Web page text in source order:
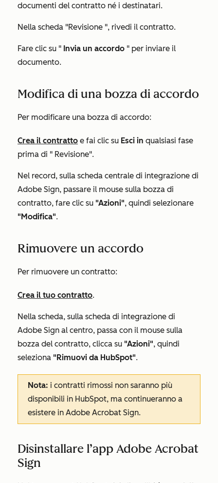
documenti del contratto né i destinatari.
Nella scheda "Revisione ", rivedi il contratto.
Fare clic su " Invia un accordo " per inviare il
documento.
Modifica di una bozza di accordo
Per modificare una bozza di accordo:
Crea il contratto e fai clic su Esci in qualsiasi fase
prima di " Revisione".
Nel record, sulla scheda centrale di integrazione di
Adobe Sign, passare il mouse sulla bozza di
contratto, fare clic su "Azioni", quindi selezionare
"Modifica".
Rimuovere un accordo
Per rimuovere un contratto:
Crea il tuo contratto.
Nella scheda, sulla scheda di integrazione di
Adobe Sign al centro, passa con il mouse sulla
bozza del contratto, clicca su "Azioni", quindi
seleziona "Rimuovi da HubSpot".
Nota: i contratti rimossi non saranno più
disponibili in HubSpot, ma continueranno a
esistere in Adobe Acrobat Sign.
Disinstallare l’app Adobe Acrobat
Sign